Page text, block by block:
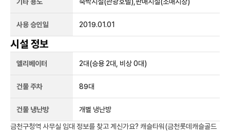
사용 승인일 2019.01.01
시설 정보
엘리베이터 2대(승용 2대, 비상 0대)
건물 주차 89대
건물 냉난방 개별 냉난방
금천구청역 사무실 임대 정보를 찾고 계신가요? 캐슬타워(금천롯데캐슬골드